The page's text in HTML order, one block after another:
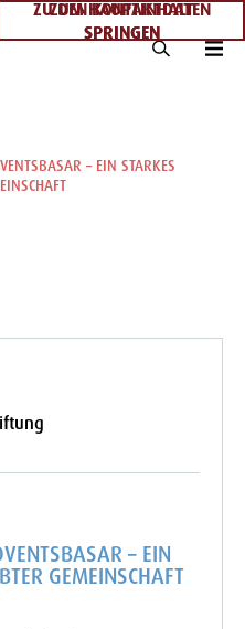
ZUM HAUPTINHALT
SPRINGEN
ZU DEN KONTAKTDATEN
SPRINGEN
– EIN STARKES
– EIN
GEMEINSCHAFT